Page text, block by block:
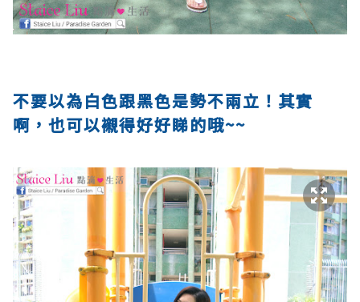
不要以為白色跟黑色是勢不兩立！其實
啊，也可以襯得好好睇的哦~~